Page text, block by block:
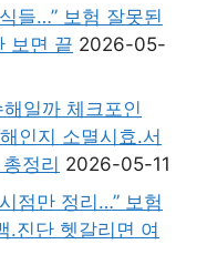
들…” 보험 잘못된
보면 끝 2026-05-
일까 체크포인
인지 소멸시효.서
정리 2026-05-11
점만 정리…” 보험
.진단 헷갈리면 여